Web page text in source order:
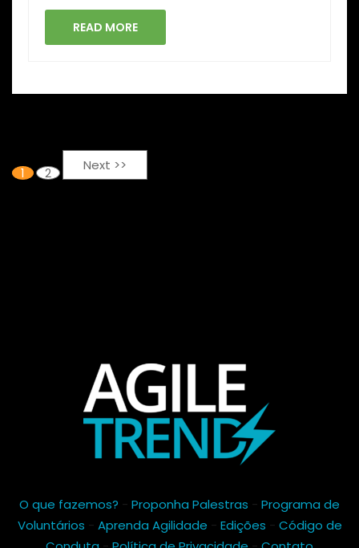
READ MORE
1 2 Next >>
O que fazemos? - Proponha Palestras - Programa de
Voluntários - Aprenda Agilidade - Edições - Código de